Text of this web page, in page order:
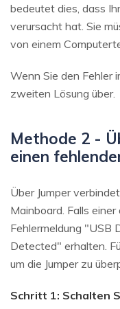
bedeutet dies, dass
verursacht hat. Sie
von einem
Wenn Sie den Fehler
zweiten Lösung über.
Methode 2 -
einen
Über Jumper
Mainboard. Falls
Fehlermeldung "USB
Detected" erhalten.
um die Jumper zu
Schritt 1: Schalten